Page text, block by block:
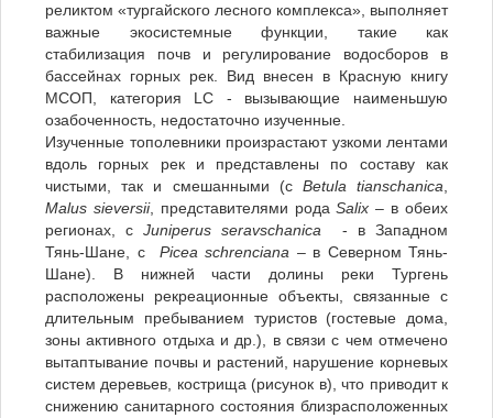
реликтом «тургайского лесного комплекса», выполняет
важные экосистемные функции, такие как
стабилизация почв и регулирование водосборов в
бассейнах горных рек. Вид внесен в Красную книгу
МСОП, категория LC - вызывающие наименьшую
озабоченность, недостаточно изученные.
Изученные тополевники произрастают узкоми лентами
вдоль горных рек и представлены по составу как
чистыми, так и смешанными (с Betula tianschanica
Malus sieversii, представителями родаSalix – в обеих
регионах, сJuniperus seravschanica - в Западном
Тянь-Шане, с Picea schrenciana – в Северном Тянь-
Шане). В нижней части долины реки Тургень
расположены рекреационные объекты, связанные с
длительным пребыванием туристов (гостевые дома,
зоны активного отдыха и др.), в связи с чем отмечено
вытаптывание почвы и растений, нарушение корневых
систем деревьев, кострища (рисунок в), что приводит к
снижению санитарного состояния близрасположенных